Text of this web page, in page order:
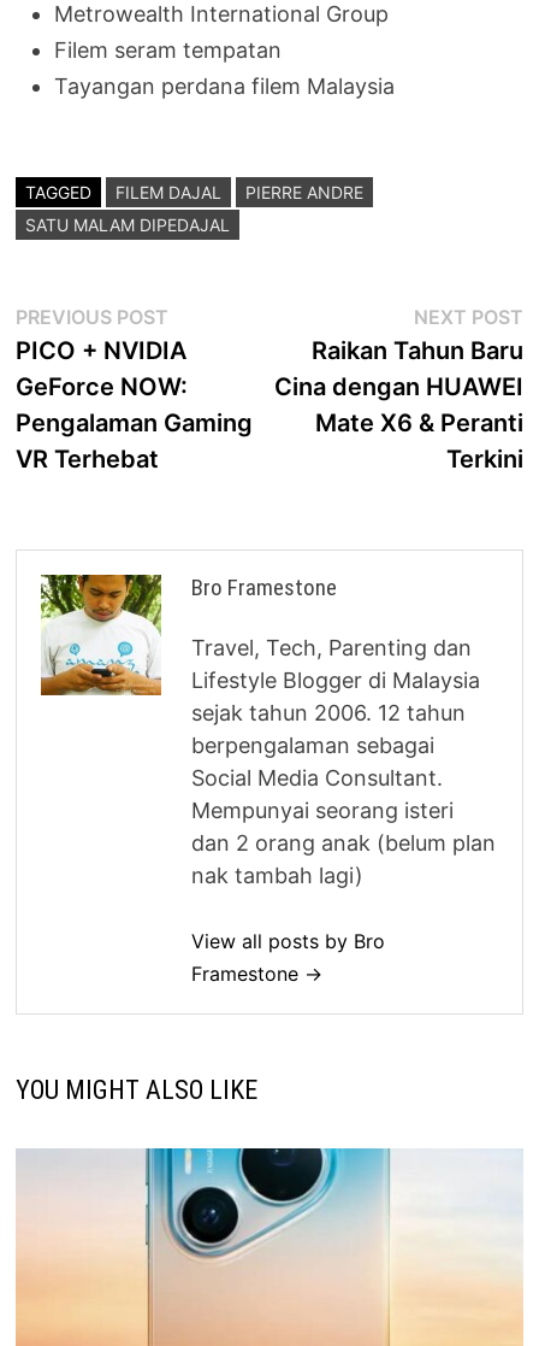
Metrowealth International Group
Filem seram tempatan
Tayangan perdana filem Malaysia
TAGGED FILEM DAJAL
PIERRE ANDRE
SATU MALAM DIPEDAJAL
Post
navigation
PREVIOUS POST
post:
PICO + NVIDIA
GeForce NOW:
Pengalaman Gaming
VR Terhebat
NEXT POST
Raikan Tahun Baru
Cina dengan HUAWEI
Mate X6 & Peranti
Terkini
Bro Framestone
Travel, Tech, Parenting dan
Lifestyle Blogger di Malaysia
sejak tahun 2006. 12 tahun
berpengalaman sebagai
Social Media Consultant.
Mempunyai seorang isteri
dan 2 orang anak (belum plan
nak tambah lagi)
View all posts by Bro
Framestone →
YOU MIGHT ALSO LIKE